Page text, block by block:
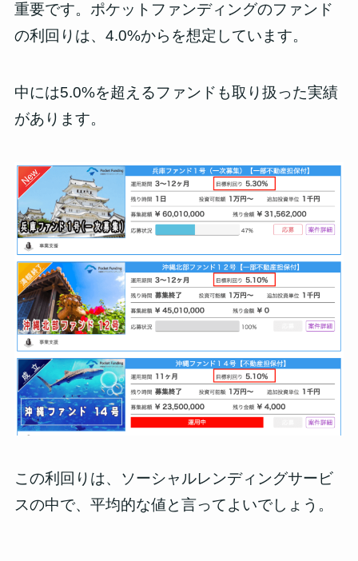
重要です。ポケットファンディングのファンド
の利回りは、4.0%からを想定しています。
中には5.0%を超えるファンドも取り扱った実績
があります。
この利回りは、ソーシャルレンディングサービ
スの中で、平均的な値と言ってよいでしょう。